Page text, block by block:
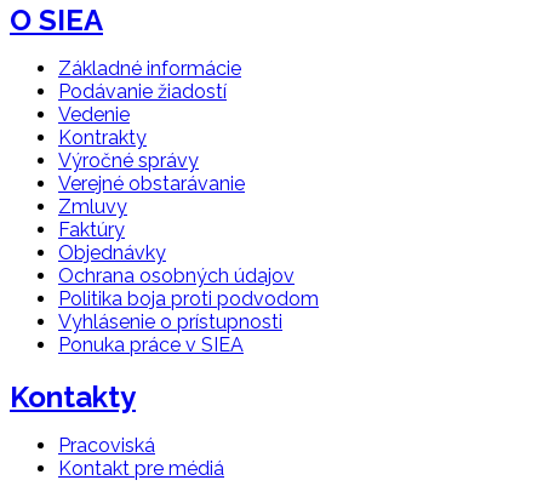
O SIEA
Základné informácie
Podávanie žiadostí
Vedenie
Kontrakty
Výročné správy
Verejné obstarávanie
Zmluvy
Faktúry
Objednávky
Ochrana osobných údajov
Politika boja proti podvodom
Vyhlásenie o prístupnosti
Ponuka práce v SIEA
Kontakty
Pracoviská
Kontakt pre médiá